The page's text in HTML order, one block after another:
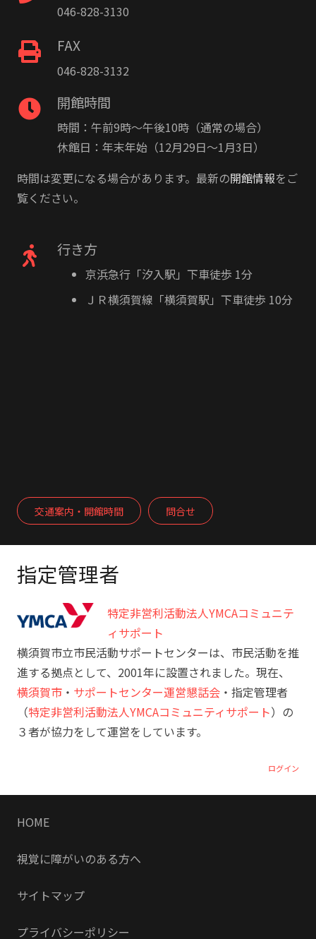
046-828-3130
FAX
046-828-3132
開館時間
時間：午前9時〜午後10時（通常の場合）
休館日：年末年始（12月29日〜1月3日）
時間は変更になる場合があります。最新の開館情報をご
覧ください。
行き方
京浜急行「汐入駅」下車徒歩 1分
ＪＲ横須賀線「横須賀駅」下車徒歩 10分
交通案内・開館時間 問合せ
指定管理者
特定非営利活動法人YMCAコミュニテ
ィサポート
横須賀市立市民活動サポートセンターは、市民活動を推
進する拠点として、2001年に設置されました。現在、
横須賀市 ・ サポートセンター運営懇話会 ・指定管理者
（特定非営利活動法人YMCAコミュニティサポート）の
３者が協力をして運営をしています。
ログイン
HOME
視覚に障がいのある方へ
サイトマップ
プライバシーポリシー